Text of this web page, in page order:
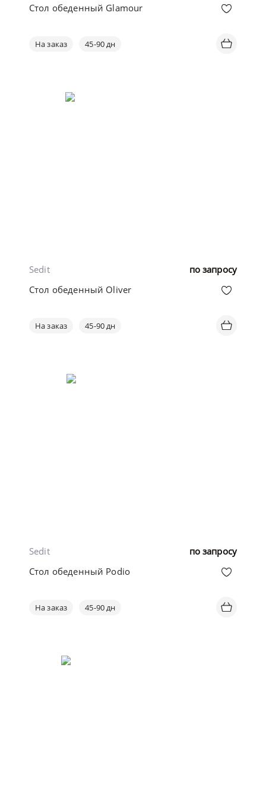
Стол обеденный Glamour
На заказ 45-90 дн
по запросу
Sedit
Стол обеденный Oliver
На заказ 45-90 дн
по запросу
Sedit
Стол обеденный Podio
На заказ 45-90 дн